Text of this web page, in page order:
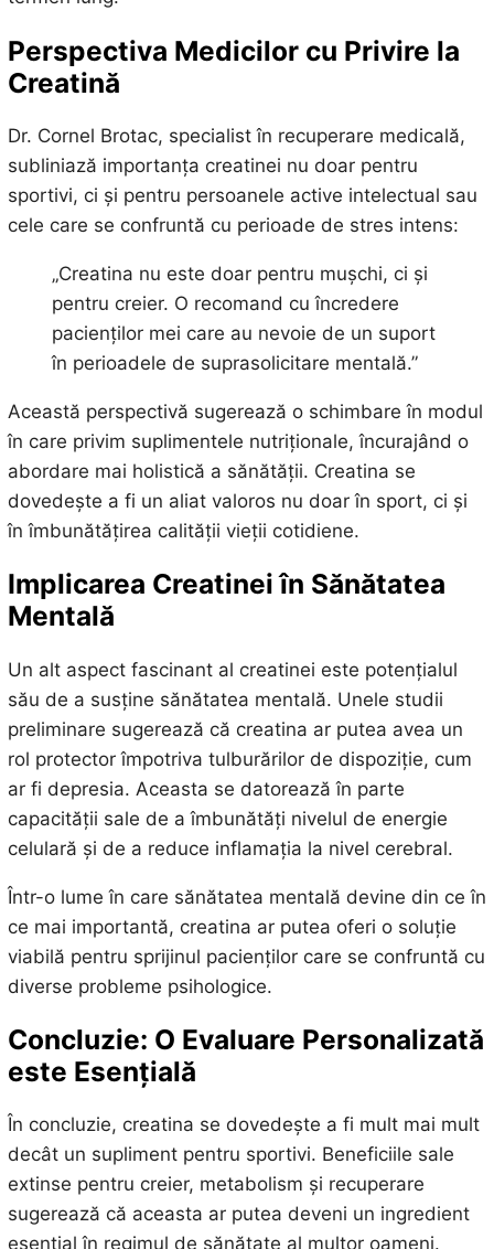
Perspectiva Medicilor cu Privire la
Creatină
Dr. Cornel Brotac, specialist în recuperare medicală,
subliniază importanța creatinei nu doar pentru
sportivi, ci și pentru persoanele active intelectual sau
cele care se confruntă cu perioade de stres intens:
„Creatina nu este doar pentru mușchi, ci și
pentru creier. O recomand cu încredere
pacienților mei care au nevoie de un suport
în perioadele de suprasolicitare mentală.”
Această perspectivă sugerează o schimbare în modul
în care privim suplimentele nutriționale, încurajând o
abordare mai holistică a sănătății. Creatina se
dovedește a fi un aliat valoros nu doar în sport, ci și
în îmbunătățirea calității vieții cotidiene.
Implicarea Creatinei în Sănătatea
Mentală
Un alt aspect fascinant al creatinei este potențialul
său de a susține sănătatea mentală. Unele studii
preliminare sugerează că creatina ar putea avea un
rol protector împotriva tulburărilor de dispoziție, cum
ar fi depresia. Aceasta se datorează în parte
capacității sale de a îmbunătăți nivelul de energie
celulară și de a reduce inflamația la nivel cerebral.
Într-o lume în care sănătatea mentală devine din ce în
ce mai importantă, creatina ar putea oferi o soluție
viabilă pentru sprijinul pacienților care se confruntă cu
diverse probleme psihologice.
Concluzie: O Evaluare Personalizată
este Esențială
În concluzie, creatina se dovedește a fi mult mai mult
decât un supliment pentru sportivi. Beneficiile sale
extinse pentru creier, metabolism și recuperare
sugerează că aceasta ar putea deveni un ingredient
esențial în regimul de sănătate al multor oameni.